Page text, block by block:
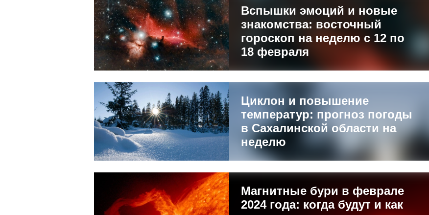
Вспышки эмоций и новые
знакомства: восточный
гороскоп на неделю с 12 по
18 февраля
Циклон и повышение
температур: прогноз погоды
в Сахалинской области на
неделю
Магнитные бури в феврале
2024 года: когда будут и как